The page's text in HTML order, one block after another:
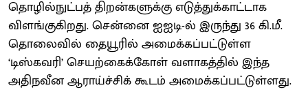
தொழில்நுட்பத் திறன்களுக்கு எடுத்துக்காட்டாக
விளங்குகிறது. சென்னை ஐஐடி-ல் இருந்து 36 கி.மீ.
தொலைவில் தையூரில் அமைக்கப்பட்டுள்ள
‘டிஸ்கவரி’ செயற்கைக்கோள் வளாகத்தில் இந்த
அதிநவீன ஆராய்ச்சிக் கூடம் அமைக்கப்பட்டுள்ளது.